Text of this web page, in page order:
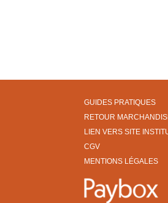
GUIDES PRATIQUES
RETOUR
LIEN VERS SITE
CGV
MENTIONS LÉGALES